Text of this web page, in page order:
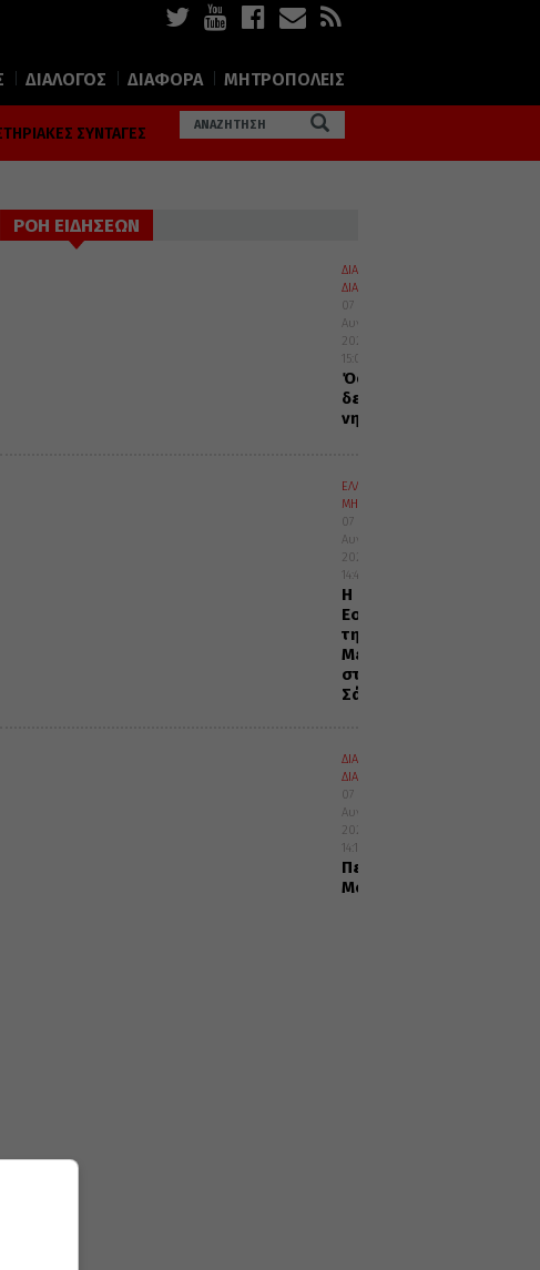
ΔΙΑΛΟΓΟΣ ΔΙΑΦΟΡΑ ΜΗΤΡΟΠΟΛΕΙΣ
ΣΥΝΤΑΓΕΣ
ΡΟΗ ΕΙΔΗΣΕΩΝ
ΔΙΑΛΟΓΟΣ
ΔΙΑΦΟΡΑ
07
Αυγούστου
2026
15:02
Όσοι
δε
νηστεύουν
ΕΛΛΑΔΑ
ΜΗΤΡΟΠΟΛΕΙΣ
07
Αυγούστου
2026
14:46
Η
Εορτή
της
Μεταμορφώσεως
στη
Σάμο
ΔΙΑΛΟΓΟΣ
ΔΙΑΦΟΡΑ
07
Αυγούστου
2026
14:10
Περί
Μοναχισμού